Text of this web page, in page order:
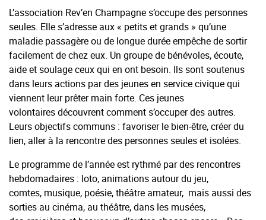
L’association Rev’en Champagne s’occupe des personnes
seules. Elle s’adresse aux « petits et grands » qu’une
maladie passagère ou de longue durée empêche de sortir
facilement de chez eux. Un groupe de bénévoles, écoute,
aide et soulage ceux qui en ont besoin. Ils sont soutenus
dans leurs actions par des jeunes en service civique qui
viennent leur prêter main forte. Ces jeunes
volontaires découvrent comment s’occuper des autres.
Leurs objectifs communs : favoriser le bien-être, créer du
lien, aller à la rencontre des personnes seules et isolées.
Le programme de l’année est rythmé par des rencontres
hebdomadaires : loto, animations autour du jeu,
comtes, musique, poésie, théâtre amateur, mais aussi des
sorties au cinéma, au théâtre, dans les musées,